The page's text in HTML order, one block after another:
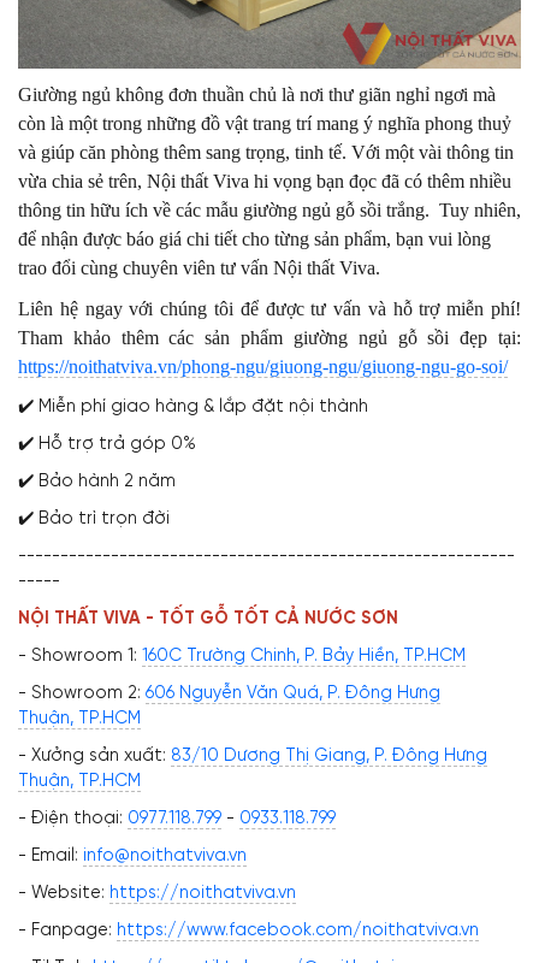
Giường ngủ không đơn thuần chủ là nơi thư giãn nghỉ ngơi mà
còn là một trong những đồ vật trang trí mang ý nghĩa phong thuỷ
và giúp căn phòng thêm sang trọng, tinh tế. Với một vài thông tin
vừa chia sẻ trên, Nội thất Viva hi vọng bạn đọc đã có thêm nhiều
thông tin hữu ích về các mẫu giường ngủ gỗ sồi trắng. Tuy nhiên,
để nhận được báo giá chi tiết cho từng sản phẩm, bạn vui lòng
trao đổi cùng chuyên viên tư vấn Nội thất Viva.
Liên hệ ngay với chúng tôi để được tư vấn và hỗ trợ miễn phí!
Tham khảo thêm các sản phẩm giường ngủ gỗ sồi đẹp tại:
https://noithatviva.vn/phong-ngu/giuong-ngu/giuong-ngu-go-soi/
✔️ Miễn phí giao hàng & lắp đặt nội thành
✔️ Hỗ trợ trả góp 0%
✔️ Bảo hành 2 năm
✔️ Bảo trì trọn đời
-----------------------------------------------------------
-----
NỘI THẤT VIVA - TỐT GỖ TỐT CẢ NƯỚC SƠN
- Showroom 1: 160C Trường Chinh, P. Bảy Hiền, TP.HCM
- Showroom 2: 606 Nguyễn Văn Quá, P. Đông Hưng
Thuận, TP.HCM
- Xưởng sản xuất: 83/10 Dương Thị Giang, P. Đông Hưng
Thuận, TP.HCM
- Điện thoại: 0977.118.799 - 0933.118.799
- Email: info@noithatviva.vn
- Website: https://noithatviva.vn
- Fanpage: https://www.facebook.com/noithatviva.vn